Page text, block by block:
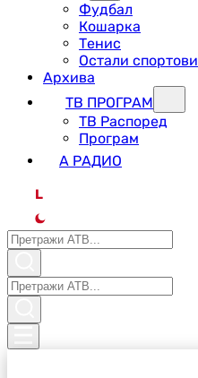
Фудбал
Кошарка
Тенис
Остали спортови
Архива
ТВ ПРОГРАМ
ТВ Распоред
Програм
А РАДИО
L